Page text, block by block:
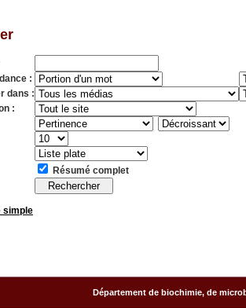
:
dans :
:
Résumé complet
simple
Département de biochimie, de